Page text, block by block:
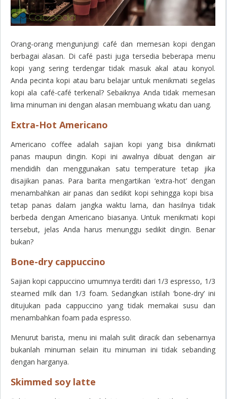
Orang-orang mengunjungi café dan memesan kopi dengan
berbagai alasan. Di café pasti juga tersedia beberapa menu
kopi yang sering terdengar tidak masuk akal atau konyol.
Anda pecinta kopi atau baru belajar untuk menikmati segelas
kopi ala café-café terkenal? Sebaiknya Anda tidak memesan
lima minuman ini dengan alasan membuang wkatu dan uang.
Extra-Hot Americano
Americano coffee adalah sajian kopi yang bisa dinikmati
panas maupun dingin. Kopi ini awalnya dibuat dengan air
mendidih dan menggunakan satu temperature tetap jika
disajikan panas. Para barita mengartikan ‘extra-hot’ dengan
menambahkan air panas dan sedikit kopi sehingga kopi bisa
tetap panas dalam jangka waktu lama, dan hasilnya tidak
berbeda dengan Americano biasanya. Untuk menikmati kopi
tersebut, jelas Anda harus menunggu sedikit dingin. Benar
bukan?
Bone-dry cappuccino
Sajian kopi cappuccino umumnya terditi dari 1/3 espresso, 1/3
steamed milk dan 1/3 foam. Sedangkan istilah ‘bone-dry’ ini
ditujukan pada cappuccino yang tidak memakai susu dan
menambahkan foam pada espresso.
Menurut barista, menu ini malah sulit diracik dan sebenarnya
bukanlah minuman selain itu minuman ini tidak sebanding
dengan harganya.
Skimmed soy latte